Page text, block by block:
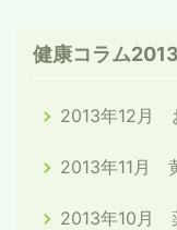
健康コラム2013
2013年12月
2013年11月
2013年10月